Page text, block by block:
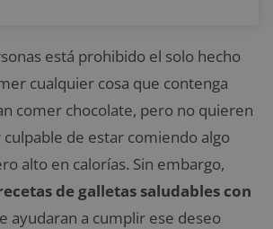
está prohibido el solo hecho
cualquier cosa que contenga
comer chocolate, pero no quieren
de estar comiendo algo
alto en calorías. Sin embargo,
de galletas saludables con
ayudaran a cumplir ese deseo